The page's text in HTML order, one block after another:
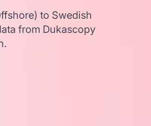
to Swedish
from Dukascopy